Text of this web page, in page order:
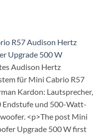
R57 Audison Hertz
Upgrade 500 W
Audison Hertz
für Mini Cabrio R57
Kardon: Lautsprecher,
Endstufe und 500-Watt-
<p>The post Mini
Upgrade 500 W first